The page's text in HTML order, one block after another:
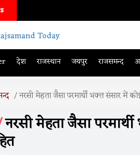
देश राजस्थान जयपुर राजसमन्द
नरसी मेहता जैसा परमार्थी भक्त संसार में
नरसी मेहता जैसा